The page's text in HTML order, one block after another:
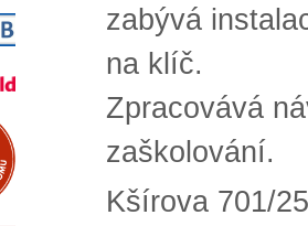
zabývá
na klíč.
Zpracovává
zaškolování.
Kšírova 701/